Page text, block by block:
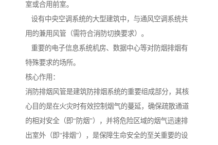
室或合用前室。
设有中央空调系统的大型建筑中，与通风空调系统共
用的兼用风管（需符合消防切换要求）。
重要的电子信息系统机房、数据中心等对防烟排烟有
特殊要求的场所。
核心作用：
消防排烟风管是建筑防排烟系统的重要组成部分，其核
心目的是在火灾时有效控制烟气的蔓延，确保疏散通道
的相对安全（即“防烟”），并将危险区域的烟气迅速排
出室外（即“排烟”），是保障生命安全的至关重要的设